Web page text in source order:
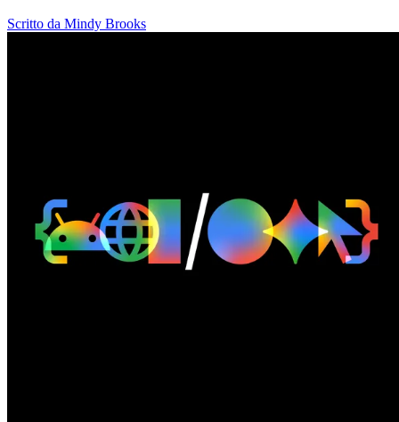
Scritto da Mindy Brooks